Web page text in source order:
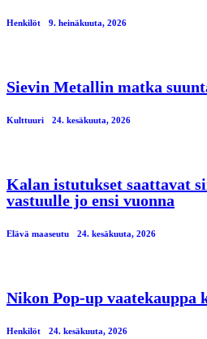
Henkilöt 9. heinäkuuta, 2026
Sievin Metallin matka
Kulttuuri 24. kesäkuuta, 2026
Kalan istutukset saattavat
vastuulle jo ensi vuonna
Elävä maaseutu 24. kesäkuuta, 2026
Nikon Pop-up vaatekauppa
Henkilöt 24. kesäkuuta, 2026